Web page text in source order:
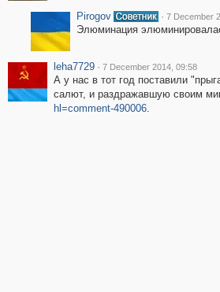
Pirogov
· 7 December
Элюминация
leha7729 · 7 December 2014, 09:58
А у нас в тот год поставили
салют, и раздражавшую своим
hl=comment-490006.